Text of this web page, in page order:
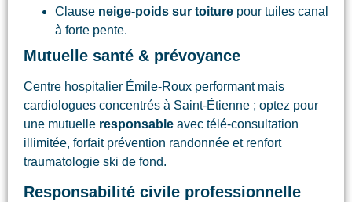
Clause neige-poids sur toiture pour tuiles canal
à forte pente.
Mutuelle santé & prévoyance
Centre hospitalier Émile-Roux performant mais
cardiologues concentrés à Saint-Étienne ; optez pour
une mutuelle responsable avec télé-consultation
illimitée, forfait prévention randonnée et renfort
traumatologie ski de fond.
Responsabilité civile professionnelle